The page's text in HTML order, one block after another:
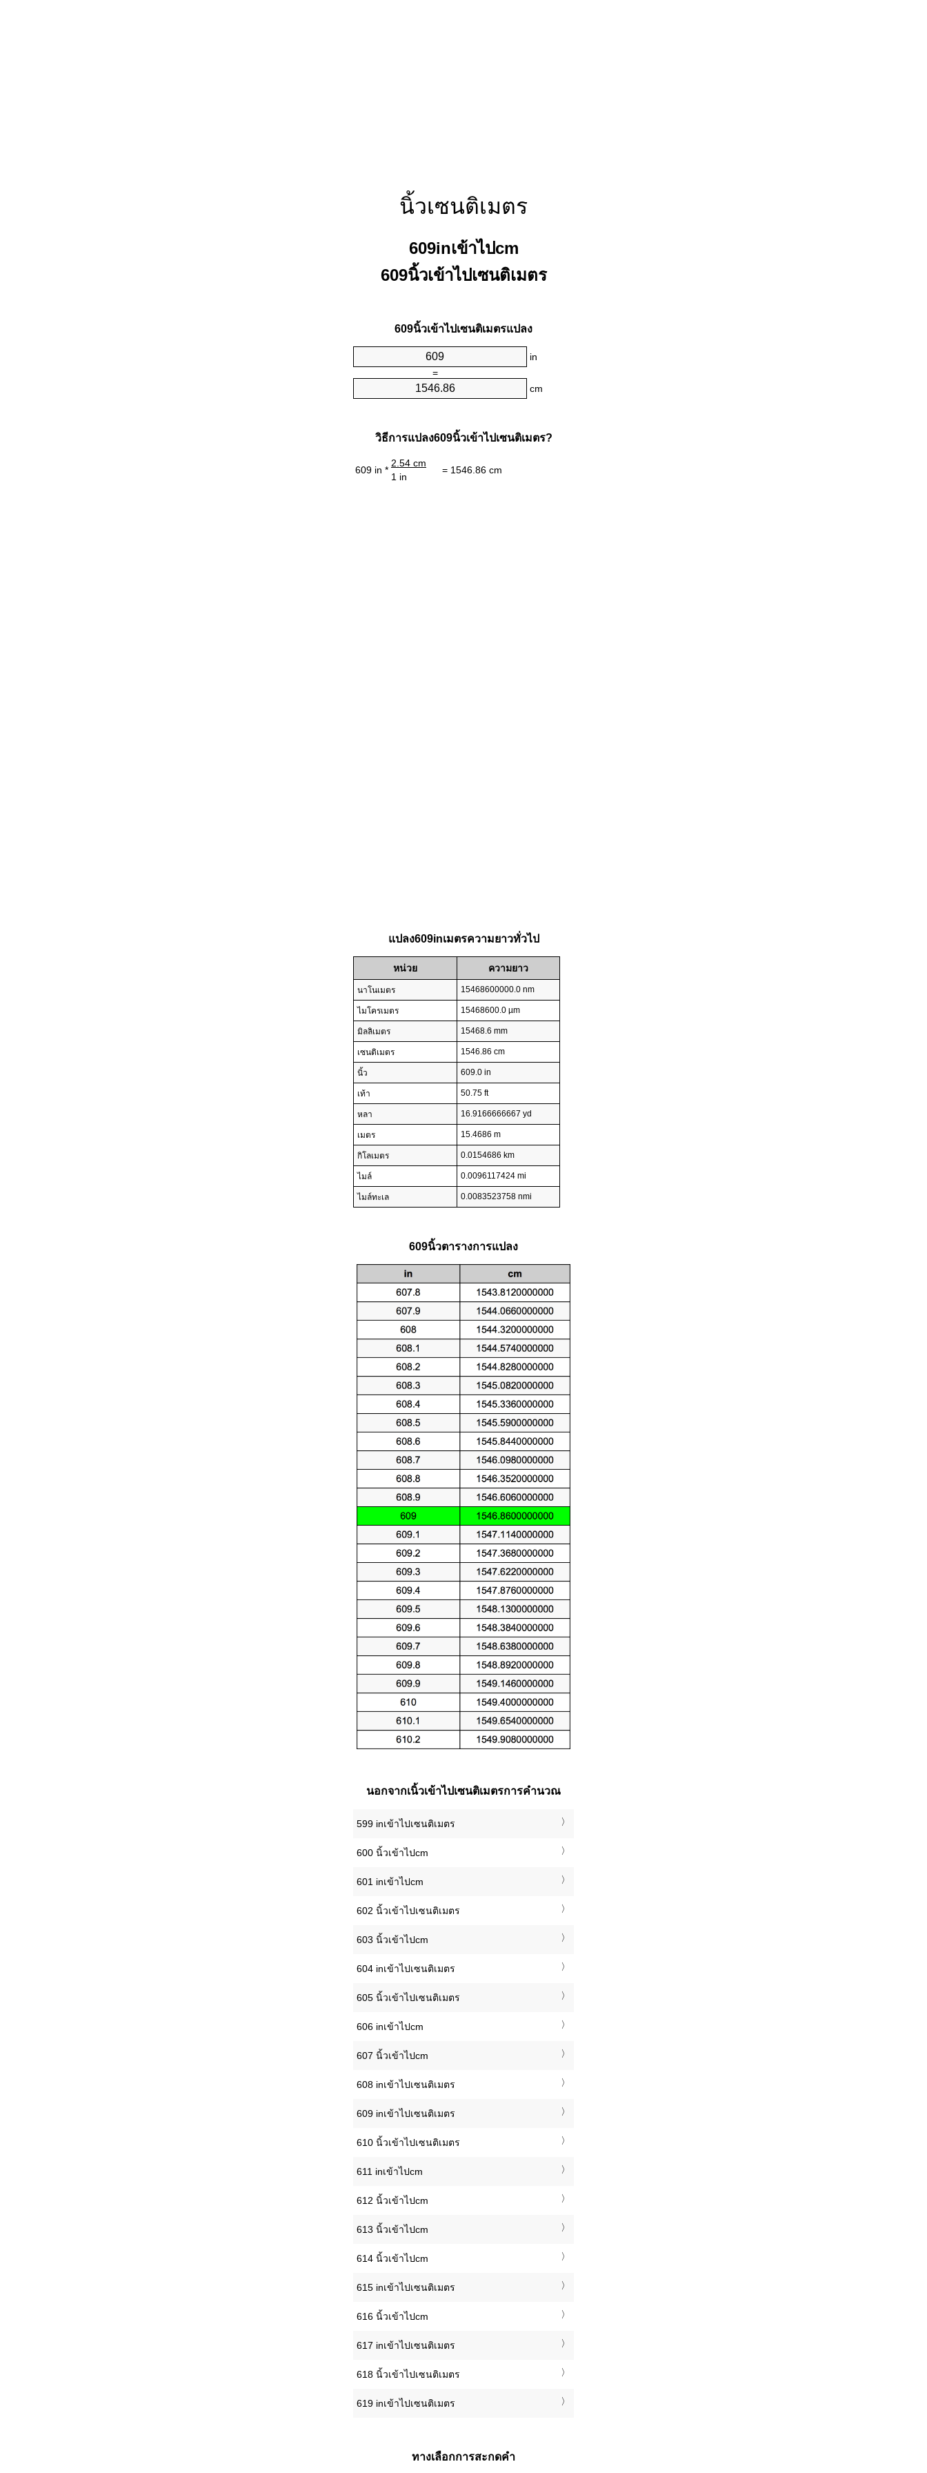
นิ้วเซนติเมตร
609inเข้าไปcm
609นิ้วเข้าไปเซนติเมตร
609นิ้วเข้าไปเซนติเมตรแปลง
in
=
cm
วิธีการแปลง609นิ้วเข้าไปเซนติเมตร?
609 in *
2.54 cm
= 1546.86 cm
1 in
แปลง609inเมตรความยาวทั่วไป
หน่วย ความยาว
นาโนเมตร 15468600000.0 nm
ไมโครเมตร 15468600.0 µm
มิลลิเมตร 15468.6 mm
เซนติเมตร 1546.86 cm
นิ้ว 609.0 in
เท้า 50.75 ft
หลา 16.9166666667 yd
เมตร 15.4686 m
กิโลเมตร 0.0154686 km
ไมล์ 0.0096117424 mi
ไมล์ทะเล 0.0083523758 nmi
609นิ้วตารางการแปลง
นอกจากเนิ้วเข้าไปเซนติเมตรการคำนวณ
599 inเข้าไปเซนติเมตร
600 นิ้วเข้าไปcm
601 inเข้าไปcm
602 นิ้วเข้าไปเซนติเมตร
603 นิ้วเข้าไปcm
604 inเข้าไปเซนติเมตร
605 นิ้วเข้าไปเซนติเมตร
606 inเข้าไปcm
607 นิ้วเข้าไปcm
608 inเข้าไปเซนติเมตร
609 inเข้าไปเซนติเมตร
610 นิ้วเข้าไปเซนติเมตร
611 inเข้าไปcm
612 นิ้วเข้าไปcm
613 นิ้วเข้าไปcm
614 นิ้วเข้าไปcm
615 inเข้าไปเซนติเมตร
616 นิ้วเข้าไปcm
617 inเข้าไปเซนติเมตร
618 นิ้วเข้าไปเซนติเมตร
619 inเข้าไปเซนติเมตร
ทางเลือกการสะกดคำ